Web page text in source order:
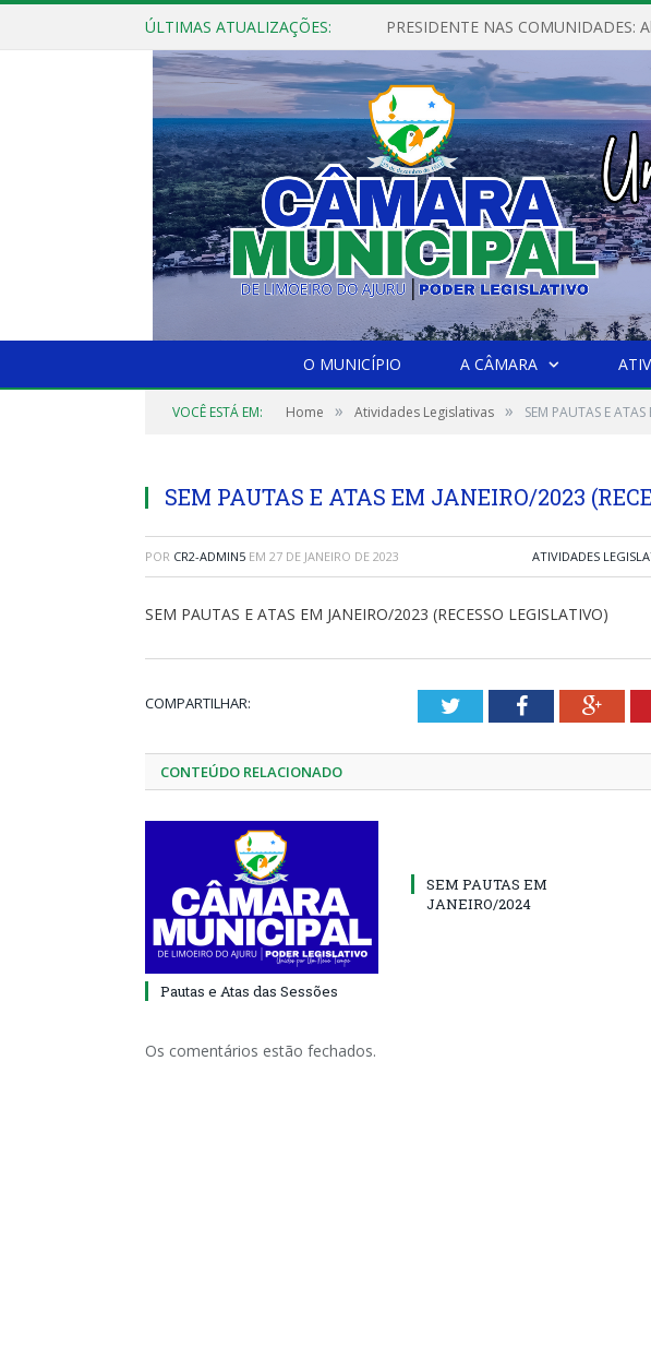
ÚLTIMAS ATUALIZAÇÕES: PRESIDENTE NAS COMUNIDADES:
O MUNICÍPIO A CÂMARA
VOCÊ ESTÁ EM: Home » Atividades Legislativas » SEM PAUTAS E
SEM PAUTAS E ATAS EM JANEIRO/2023
POR CR2-ADMIN5 EM 27 DE JANEIRO DE 2023 ATIVIDADES
SEM PAUTAS E ATAS EM JANEIRO/2023 (RECESSO LEGISLATIVO)
COMPARTILHAR: TwitterFacebook
CONTEÚDO RELACIONADO
Pautas e Atas das Sessões
SEM PAUTAS EM
JANEIRO/2024
Os comentários estão fechados.